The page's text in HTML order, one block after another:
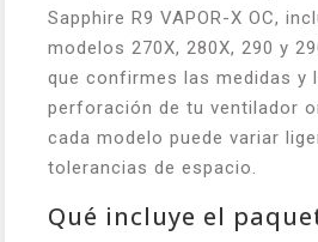
Sapphire R9 VAPOR-X OC,
modelos 270X, 280X, 290 y
que confirmes las medidas y
perforación de tu ventilador
cada modelo puede variar
tolerancias de espacio.
Qué incluye el